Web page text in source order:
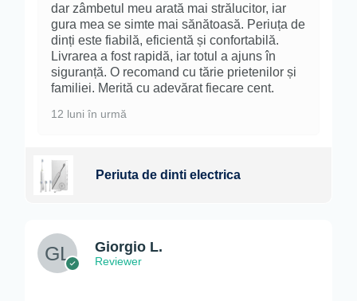
dar zâmbetul meu arată mai strălucitor, iar
gura mea se simte mai sănătoasă. Periuța de
dinți este fiabilă, eficientă și confortabilă.
Livrarea a fost rapidă, iar totul a ajuns în
siguranță. O recomand cu tărie prietenilor și
familiei. Merită cu adevărat fiecare cent.
12 luni în urmă
Periuta de dinti electrica
Giorgio L.
Reviewer